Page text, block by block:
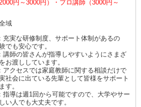
円～3000円）・プロ講師（3000円～
域
実な研修制度、サポート体制があるの
でも安心です。
師の皆さんが指導しやすいようにさまざ
お渡ししています。
クセスでは家庭教師に関する相談だけで
社会に出ている先輩として皆様をサポート
す。
導は週1回から可能ですので、大学やサー
い人でも大丈夫です。